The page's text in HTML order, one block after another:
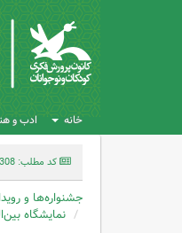
خانه ادب و
کد مطلب: 355308
جشنواره‌ها و
نمایشگاه